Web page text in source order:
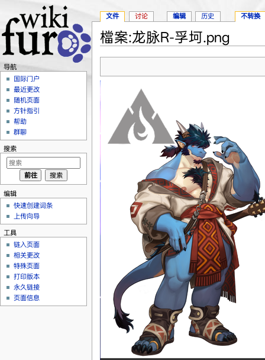
檔案:龙脉R-孚坷.png
文件 讨论 编辑 历史 不转换
导航
国际门户
最近更改
随机页面
方针指引
帮助
群聊
搜索
编辑
快速创建词条
上传向导
工具
链入页面
相关更改
特殊页面
打印版本
永久链接
页面信息